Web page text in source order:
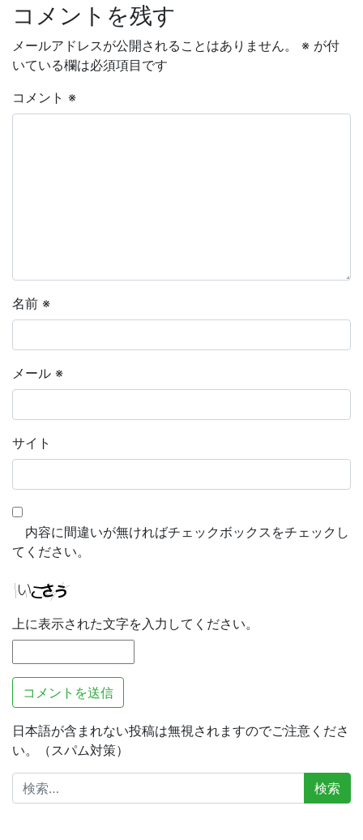
コメントを残す
メールアドレスが公開されることはありません。 ※ が付
いている欄は必須項目です
コメント ※
名前 ※
メール ※
サイト
内容に間違いが無ければチェックボックスをチェックし
てください。
上に表示された文字を入力してください。
日本語が含まれない投稿は無視されますのでご注意くださ
い。（スパム対策）
検
索: